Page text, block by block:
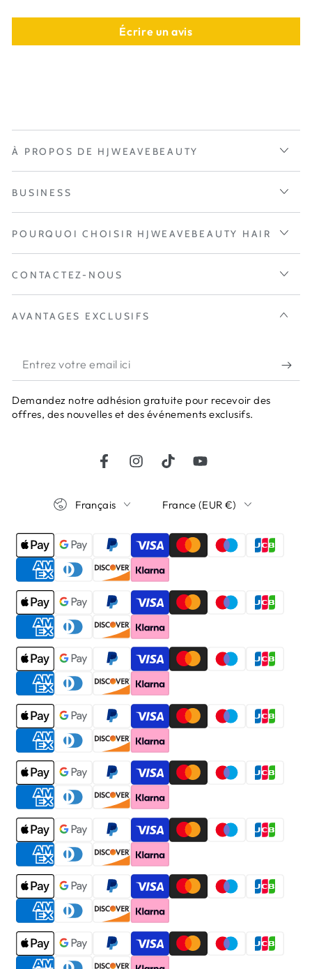
Écrire un avis
À PROPOS DE HJWEAVEBEAUTY
BUSINESS
POURQUOI CHOISIR HJWEAVEBEAUTY HAIR
CONTACTEZ-NOUS
AVANTAGES EXCLUSIFS
Entrez
votre
email
Demandez notre adhésion gratuite pour recevoir des
offres, des nouvelles et des événements exclusifs.
FacebookInstagramTikTokYouTube
Français France (EUR €)
Modes
de
paiement